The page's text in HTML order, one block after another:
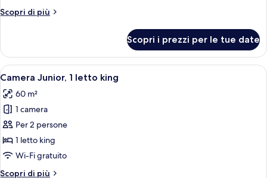
2
Scopri di più
Altri
Deluxe
con
2
singoli
Scopri i prezzi per le tue date
Apri
tutte
le
foto
per
Camera
Junior,
Camera d'albergo con un letto, un
5
Camera Junior, 1 letto king
60 m²
1 camera
Per 2 persone
1 letto king
Wi-Fi gratuito
Scopri di più
Altri